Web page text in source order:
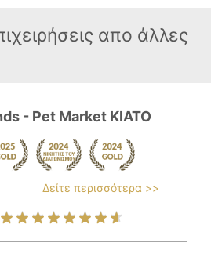
απο άλλες
- Pet Market KIATO
Δείτε περισσότερα >>